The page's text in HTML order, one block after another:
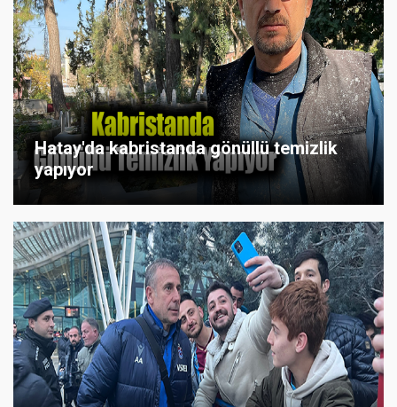
Hatay'da kabristanda gönüllü temizlik
yapıyor